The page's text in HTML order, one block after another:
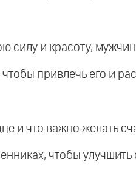
силу и красоту,
привлечь его и
и что важно желать
чтобы